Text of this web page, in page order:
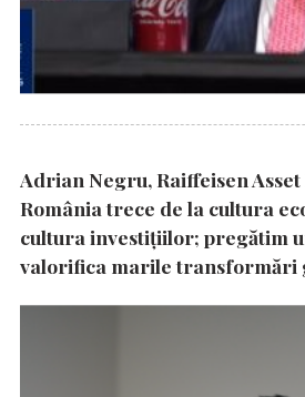
Adrian Negru, Raiffeisen
România trece de la cultura
cultura investițiilor; pregătim
valorifica marile transformări